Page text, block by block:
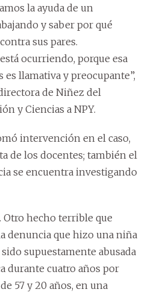
la ayuda de un
y saber por qué
sus pares.
ocurriendo, porque esa
es llamativa y preocupante”,
de Niñez del
y Ciencias a NPY.
intervención en el caso,
de los docentes; también el
se encuentra investigando
Otro hecho terrible que
denuncia que hizo una niña
supuestamente abusada
durante cuatro años por
57 y 20 años, en una